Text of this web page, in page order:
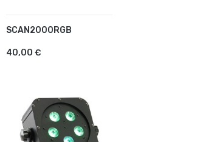
SCAN2000RGB
40,00 €
AJOUTER AU PANIER